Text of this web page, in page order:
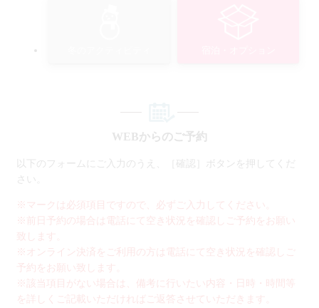
WEBからのご予約
以下のフォームにご入力のうえ、［確認］ボタンを押してくだ
さい。
※マークは必須項目ですので、必ずご入力してください。
※前日予約の場合は電話にて空き状況を確認しご予約をお願い
致します。
※オンライン決済をご利用の方は電話にて空き状況を確認しご
予約をお願い致します。
※該当項目がない場合は、備考に行いたい内容・日時・時間等
を詳しくご記載いただければご返答させていただきます。